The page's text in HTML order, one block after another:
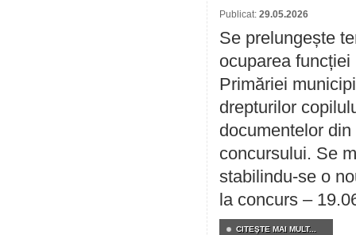
Publicat: 29.05.2026
Se prelungește
ocuparea
Primăriei
drepturilor
documentelor
concursului. Se
stabilindu-se o
la concurs –
CITEŞTE MAI MULT...